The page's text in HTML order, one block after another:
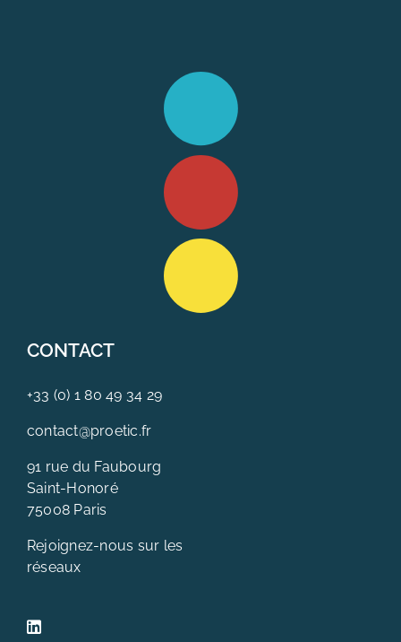
CONTACT
+33 (0) 1 80 49 34 29
contact@proetic.fr
91 rue du Faubourg
Saint-Honoré
75008 Paris
Rejoignez-nous sur les
réseaux